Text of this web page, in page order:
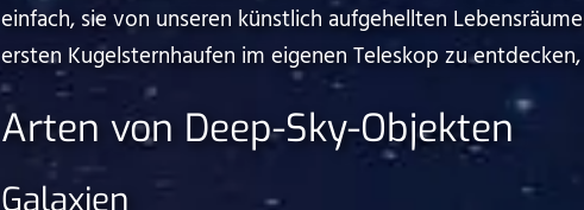
einfach, sie von unseren künstlich aufgehellten
ersten Kugelsternhaufen im eigenen Teleskop zu
Arten von Deep-Sky-Objekten
Galaxien